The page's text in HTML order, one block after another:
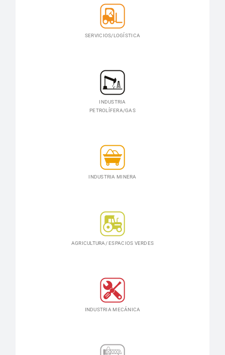
SERVICIOS/LOGÍSTICA
INDUSTRIA
PETROLÍFERA/GAS
INDUSTRIA MINERA
AGRICULTURA/ ESPACIOS VERDES
INDUSTRIA MECÁNICA